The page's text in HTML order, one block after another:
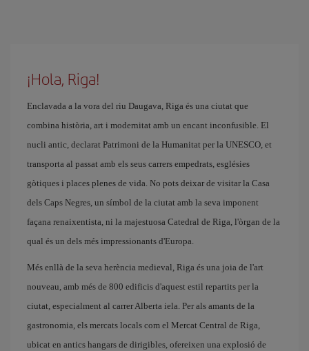
¡Hola, Riga!
Enclavada a la vora del riu Daugava, Riga és una ciutat que
combina història, art i modernitat amb un encant inconfusible. El
nucli antic, declarat Patrimoni de la Humanitat per la UNESCO, et
transporta al passat amb els seus carrers empedrats, esglésies
gòtiques i places plenes de vida. No pots deixar de visitar la Casa
dels Caps Negres, un símbol de la ciutat amb la seva imponent
façana renaixentista, ni la majestuosa Catedral de Riga, l'òrgan de la
qual és un dels més impressionants d'Europa.
Més enllà de la seva herència medieval, Riga és una joia de l'art
nouveau, amb més de 800 edificis d'aquest estil repartits per la
ciutat, especialment al carrer Alberta iela. Per als amants de la
gastronomia, els mercats locals com el Mercat Central de Riga,
ubicat en antics hangars de dirigibles, ofereixen una explosió de